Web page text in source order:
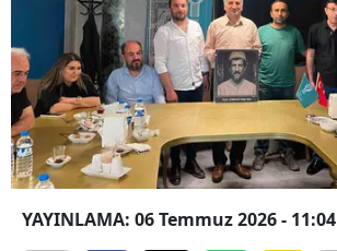
YAYINLAMA: 06 Temmuz 2026 - 11:04